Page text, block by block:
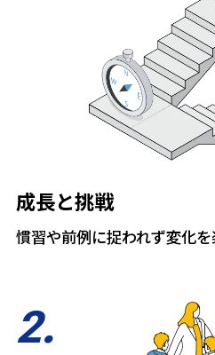
成長と挑戦
慣習や前例に捉われず変化
2.